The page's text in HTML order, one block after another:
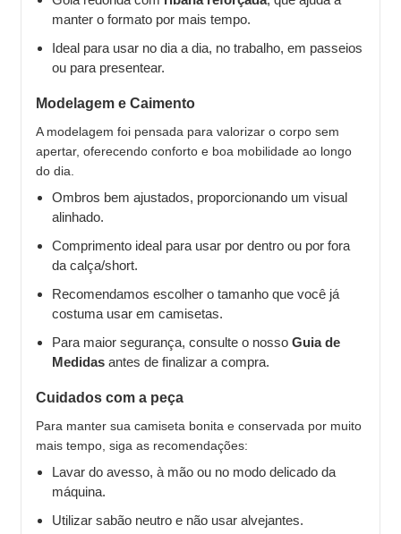
manter o formato por mais tempo.
Ideal para usar no dia a dia, no trabalho, em passeios
ou para presentear.
Modelagem e Caimento
A modelagem foi pensada para valorizar o corpo sem
apertar, oferecendo conforto e boa mobilidade ao longo
do dia.
Ombros bem ajustados, proporcionando um visual
alinhado.
Comprimento ideal para usar por dentro ou por fora
da calça/short.
Recomendamos escolher o tamanho que você já
costuma usar em camisetas.
Para maior segurança, consulte o nosso Guia de
Medidas antes de finalizar a compra.
Cuidados com a peça
Para manter sua camiseta bonita e conservada por muito
mais tempo, siga as recomendações:
Lavar do avesso, à mão ou no modo delicado da
máquina.
Utilizar sabão neutro e não usar alvejantes.